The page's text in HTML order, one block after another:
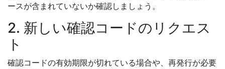
ースが含まれていないか確認しましょう。
2. 新しい確認コードのリクエス
ト
確認コードの有効期限が切れている場合や、再発行が必要